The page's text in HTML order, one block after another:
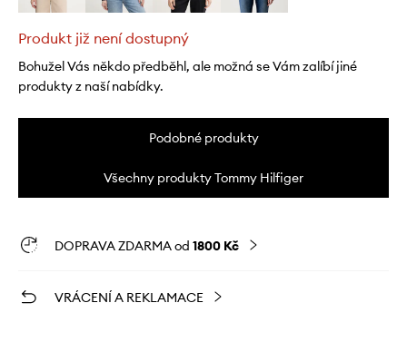
Produkt již není dostupný
Bohužel Vás někdo předběhl, ale možná se Vám zalíbí jiné
produkty z naší nabídky.
Podobné produkty
Všechny produkty Tommy Hilfiger
DOPRAVA ZDARMA od 1800 Kč
VRÁCENÍ A REKLAMACE